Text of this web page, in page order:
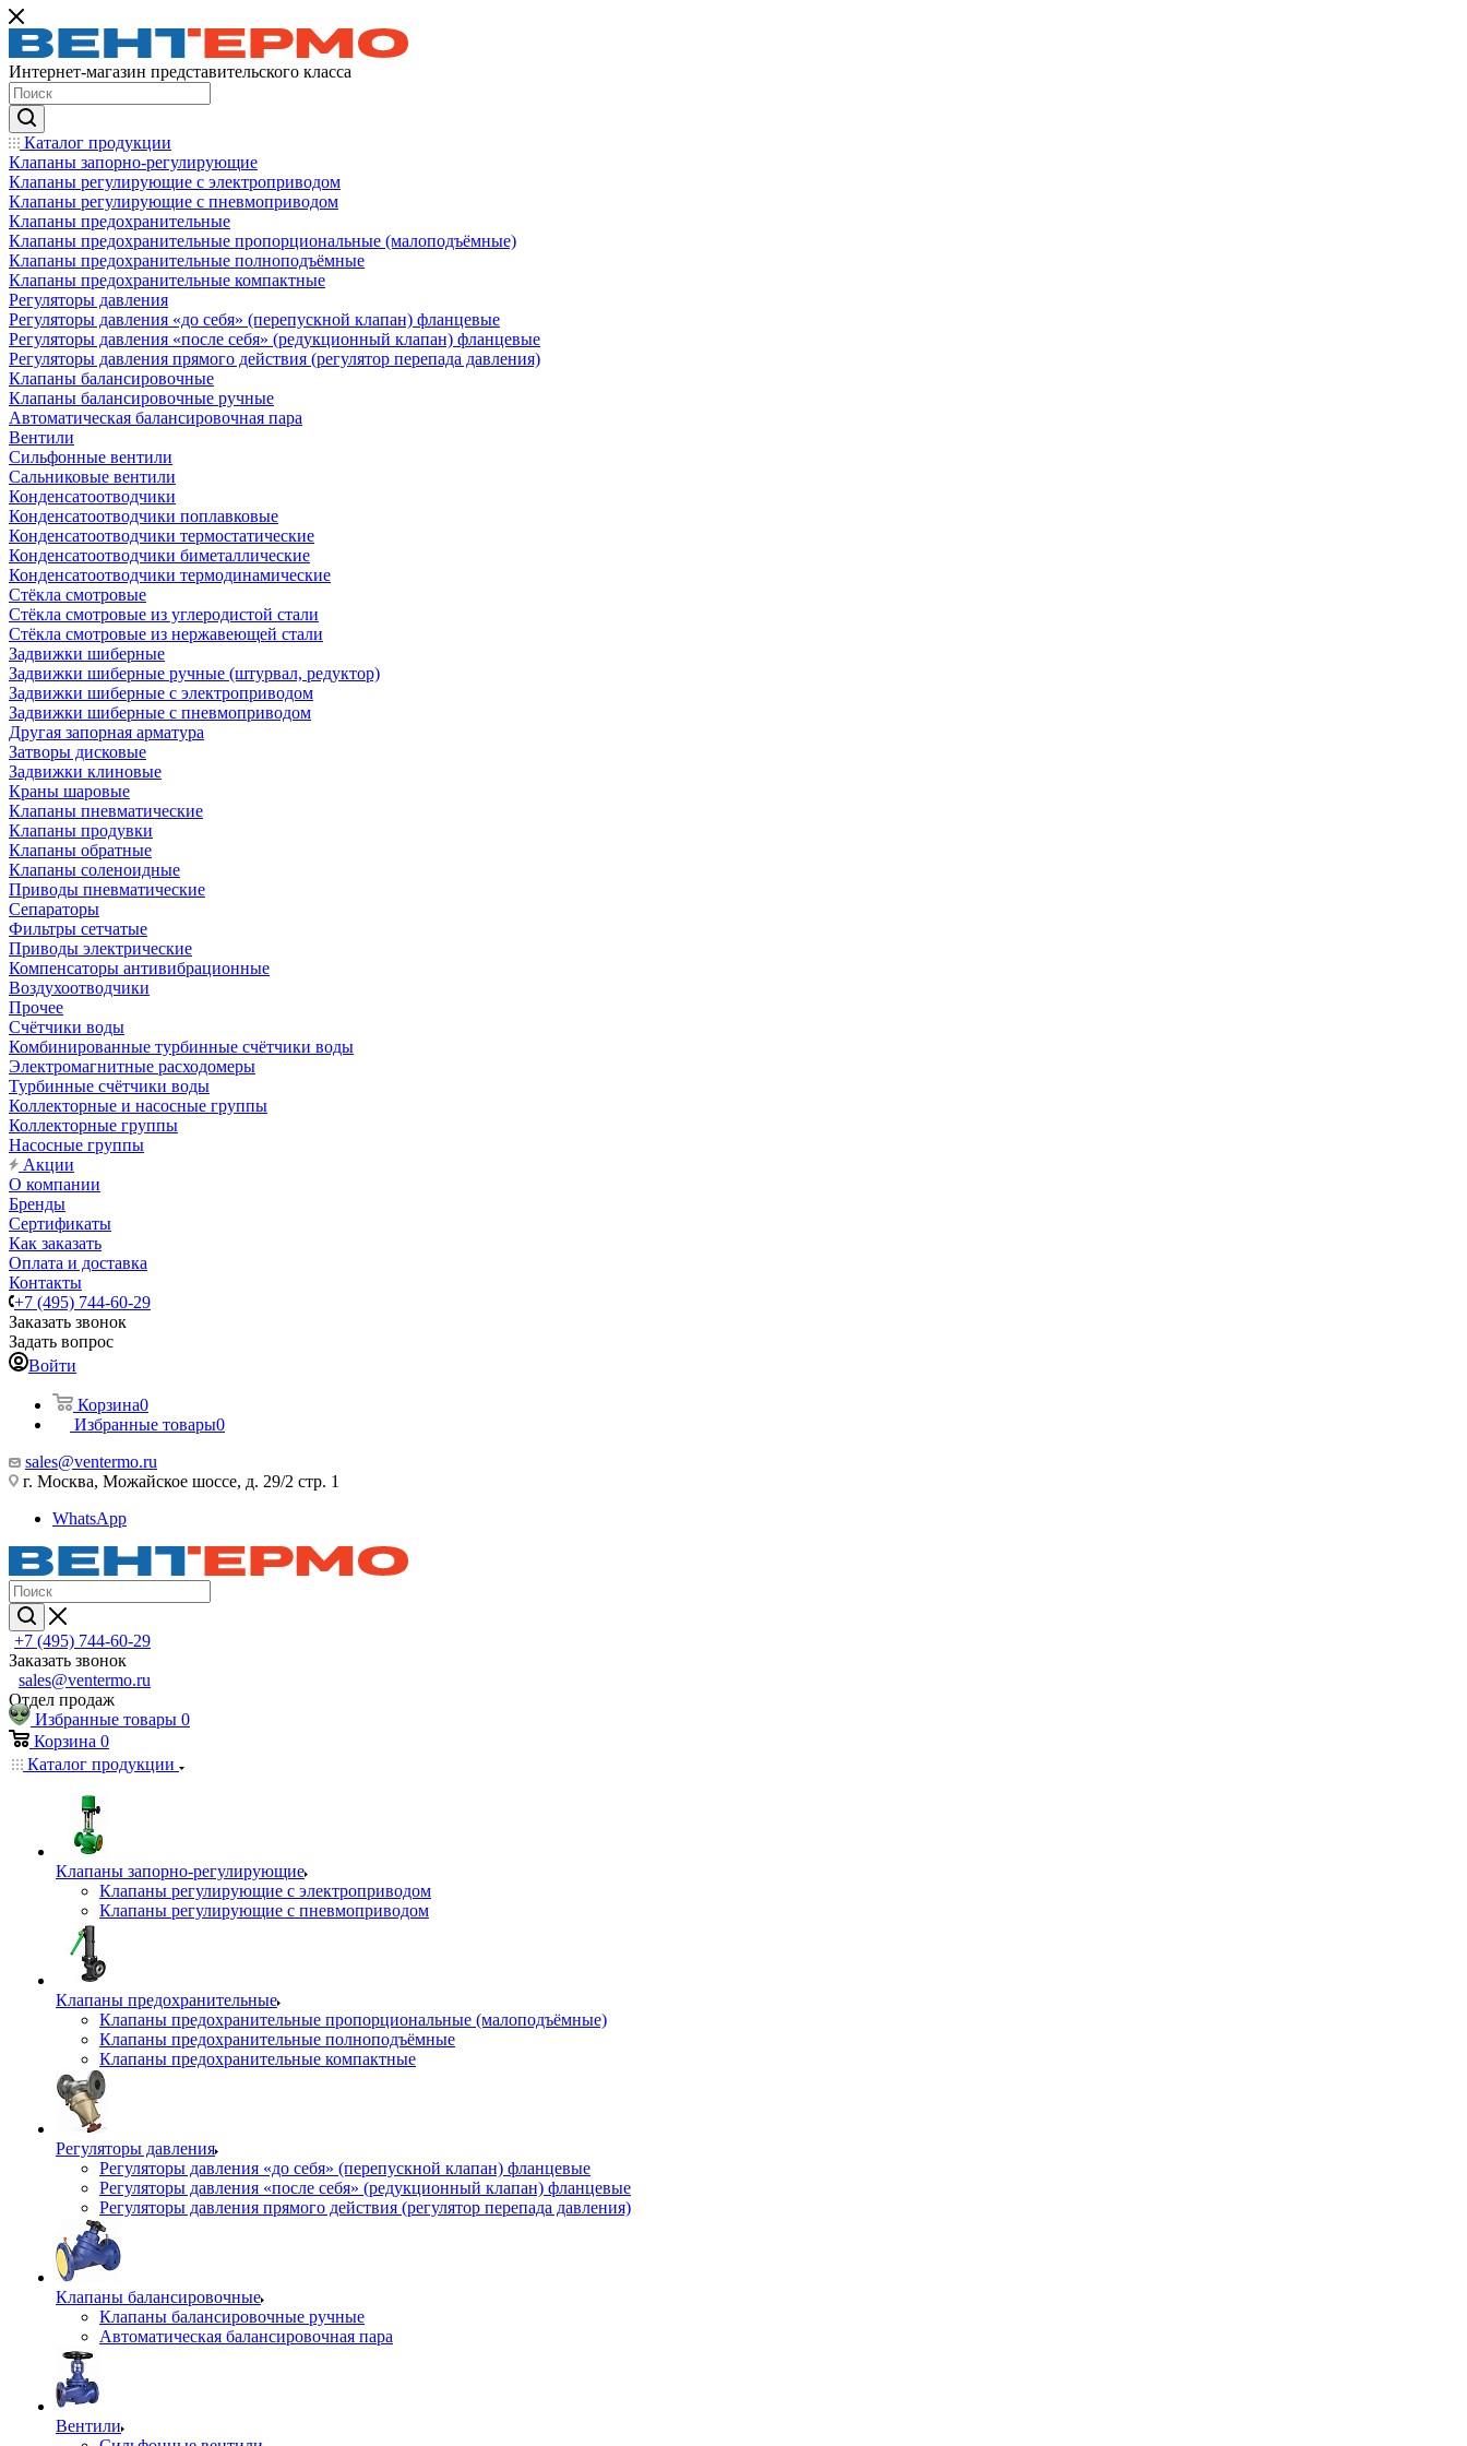
Интернет-магазин представительского класса
Каталог продукции
Клапаны запорно-регулирующие
Клапаны регулирующие с электроприводом
Клапаны регулирующие с пневмоприводом
Клапаны предохранительные
Клапаны предохранительные пропорциональные (малоподъёмные)
Клапаны предохранительные полноподъёмные
Клапаны предохранительные компактные
Регуляторы давления
Регуляторы давления «до себя» (перепускной клапан) фланцевые
Регуляторы давления «после себя» (редукционный клапан) фланцевые
Регуляторы давления прямого действия (регулятор перепада давления)
Клапаны балансировочные
Клапаны балансировочные ручные
Автоматическая балансировочная пара
Вентили
Сильфонные вентили
Сальниковые вентили
Конденсатоотводчики
Конденсатоотводчики поплавковые
Конденсатоотводчики термостатические
Конденсатоотводчики биметаллические
Конденсатоотводчики термодинамические
Стёкла смотровые
Стёкла смотровые из углеродистой стали
Стёкла смотровые из нержавеющей стали
Задвижки шиберные
Задвижки шиберные ручные (штурвал, редуктор)
Задвижки шиберные с электроприводом
Задвижки шиберные с пневмоприводом
Другая запорная арматура
Затворы дисковые
Задвижки клиновые
Краны шаровые
Клапаны пневматические
Клапаны продувки
Клапаны обратные
Клапаны соленоидные
Приводы пневматические
Сепараторы
Фильтры сетчатые
Приводы электрические
Компенсаторы антивибрационные
Воздухоотводчики
Прочее
Счётчики воды
Комбинированные турбинные счётчики воды
Электромагнитные расходомеры
Турбинные счётчики воды
Коллекторные и насосные группы
Коллекторные группы
Насосные группы
Акции
О компании
Бренды
Сертификаты
Как заказать
Оплата и доставка
Контакты
+7 (495) 744-60-29
Заказать звонок
Задать вопрос
Войти
Корзина0
Избранные товары0
sales@ventermo.ru
г. Москва, Можайское шоссе, д. 29/2 стр. 1
WhatsApp
+7 (495) 744-60-29
Заказать звонок
sales@ventermo.ru
Отдел продаж
Избранные товары 0
Корзина 0
Каталог продукции
Клапаны запорно-регулирующие
Клапаны регулирующие с электроприводом
Клапаны регулирующие с пневмоприводом
Клапаны предохранительные
Клапаны предохранительные пропорциональные (малоподъёмные)
Клапаны предохранительные полноподъёмные
Клапаны предохранительные компактные
Регуляторы давления
Регуляторы давления «до себя» (перепускной клапан) фланцевые
Регуляторы давления «после себя» (редукционный клапан) фланцевые
Регуляторы давления прямого действия (регулятор перепада давления)
Клапаны балансировочные
Клапаны балансировочные ручные
Автоматическая балансировочная пара
Вентили